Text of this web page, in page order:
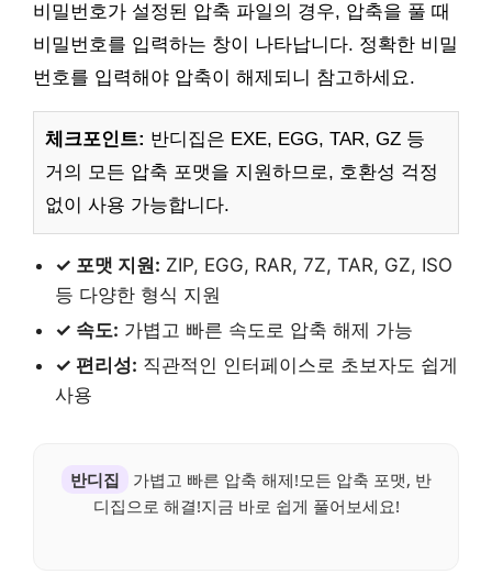
비밀번호가 설정된 압축 파일의 경우, 압축을 풀 때
비밀번호를 입력하는 창이 나타납니다. 정확한 비밀
번호를 입력해야 압축이 해제되니 참고하세요.
체크포인트: 반디집은 EXE, EGG, TAR, GZ 등
거의 모든 압축 포맷을 지원하므로, 호환성 걱정
없이 사용 가능합니다.
✓ 포맷 지원: ZIP, EGG, RAR, 7Z, TAR, GZ, ISO
등 다양한 형식 지원
✓ 속도: 가볍고 빠른 속도로 압축 해제 가능
✓ 편리성: 직관적인 인터페이스로 초보자도 쉽게
사용
반디집
가볍고 빠른 압축 해제!모든 압축 포맷, 반
디집으로 해결!지금 바로 쉽게 풀어보세요!